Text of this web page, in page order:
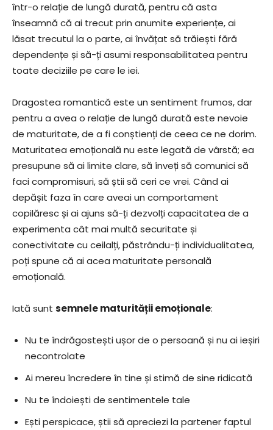
într-o relație de lungă durată, pentru că asta
înseamnă că ai trecut prin anumite experiențe, ai
lăsat trecutul la o parte, ai învățat să trăiești fără
dependențe și să-ți asumi responsabilitatea pentru
toate deciziile pe care le iei.
Dragostea romantică este un sentiment frumos, dar
pentru a avea o relație de lungă durată este nevoie
de maturitate, de a fi conștienți de ceea ce ne dorim.
Maturitatea emoțională nu este legată de vârstă; ea
presupune să ai limite clare, să înveți să comunici să
faci compromisuri, să știi să ceri ce vrei. Când ai
depășit faza în care aveai un comportament
copilăresc și ai ajuns să-ți dezvolți capacitatea de a
experimenta cât mai multă securitate și
conectivitate cu ceilalți, păstrându-ți individualitatea,
poți spune că ai acea maturitate personală
emoțională.
Iată sunt semnele maturității emoționale:
Nu te îndrăgostești ușor de o persoană și nu ai ieșiri
necontrolate
Ai mereu încredere în tine și stimă de sine ridicată
Nu te îndoiești de sentimentele tale
Ești perspicace, știi să apreciezi la partener faptul